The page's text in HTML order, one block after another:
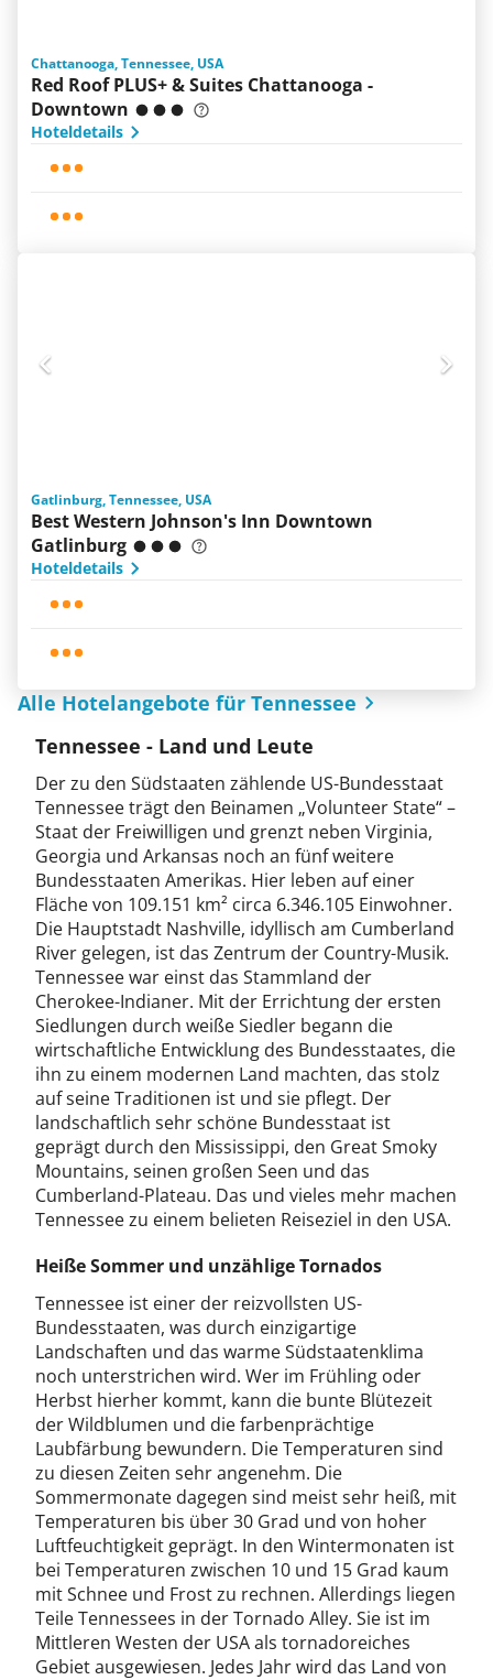
Chattanooga, Tennessee, USA
Red Roof PLUS+ & Suites Chattanooga -
Downtown
Hoteldetails
Gatlinburg, Tennessee, USA
Best Western Johnson's Inn Downtown
Gatlinburg
Hoteldetails
Alle Hotelangebote für Tennessee
Tennessee - Land und Leute
Der zu den Südstaaten zählende US-Bundesstaat
Tennessee trägt den Beinamen „Volunteer State“ –
Staat der Freiwilligen und grenzt neben Virginia,
Georgia und Arkansas noch an fünf weitere
Bundesstaaten Amerikas. Hier leben auf einer
Fläche von 109.151 km² circa 6.346.105 Einwohner.
Die Hauptstadt Nashville, idyllisch am Cumberland
River gelegen, ist das Zentrum der Country-Musik.
Tennessee war einst das Stammland der
Cherokee-Indianer. Mit der Errichtung der ersten
Siedlungen durch weiße Siedler begann die
wirtschaftliche Entwicklung des Bundesstaates, die
ihn zu einem modernen Land machten, das stolz
auf seine Traditionen ist und sie pflegt. Der
landschaftlich sehr schöne Bundesstaat ist
geprägt durch den Mississippi, den Great Smoky
Mountains, seinen großen Seen und das
Cumberland-Plateau. Das und vieles mehr machen
Tennessee zu einem belieten Reiseziel in den USA.
Heiße Sommer und unzählige Tornados
Tennessee ist einer der reizvollsten US-
Bundesstaaten, was durch einzigartige
Landschaften und das warme Südstaatenklima
noch unterstrichen wird. Wer im Frühling oder
Herbst hierher kommt, kann die bunte Blütezeit
der Wildblumen und die farbenprächtige
Laubfärbung bewundern. Die Temperaturen sind
zu diesen Zeiten sehr angenehm. Die
Sommermonate dagegen sind meist sehr heiß, mit
Temperaturen bis über 30 Grad und von hoher
Luftfeuchtigkeit geprägt. In den Wintermonaten ist
bei Temperaturen zwischen 10 und 15 Grad kaum
mit Schnee und Frost zu rechnen. Allerdings liegen
Teile Tennessees in der Tornado Alley. Sie ist im
Mittleren Westen der USA als tornadoreiches
Gebiet ausgewiesen. Jedes Jahr wird das Land von